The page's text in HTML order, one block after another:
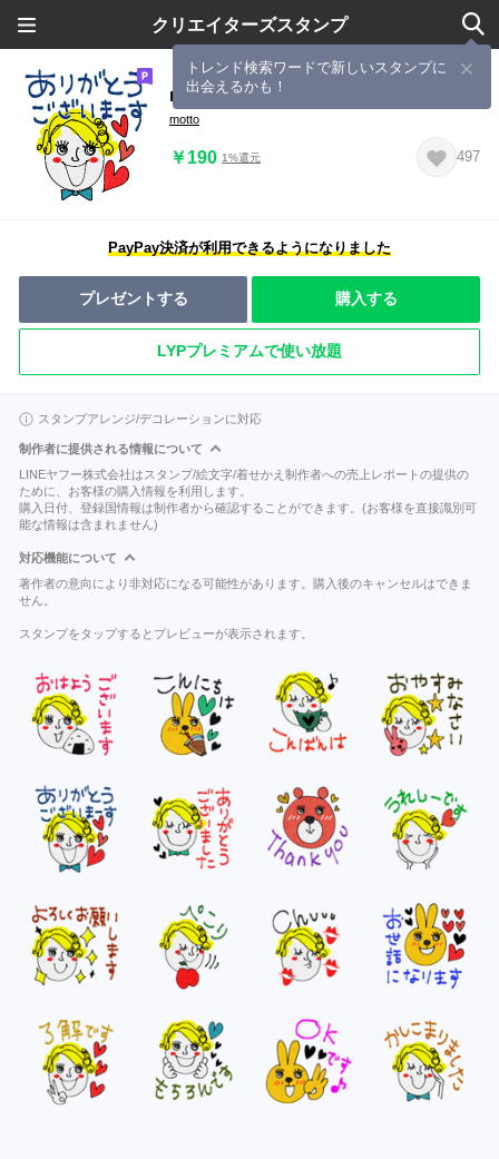
クリエイターズスタンプ
トレンド検索ワードで新しいスタンプに
出会えるかも！
mottoのふわふわガール♡即レス
motto
￥190 1%還元 497
PayPay決済が利用できるようになりました
プレゼントする 購入する
LYPプレミアムで使い放題
スタンプアレンジ/デコレーションに対応
制作者に提供される情報について
LINEヤフー株式会社はスタンプ/絵文字/着せかえ制作者への売上レポートの提供の
ために、お客様の購入情報を利用します。
購入日付、登録国情報は制作者から確認することができます。(お客様を直接識別可
能な情報は含まれません)
対応機能について
著作者の意向により非対応になる可能性があります。購入後のキャンセルはできま
せん。
スタンプをタップするとプレビューが表示されます。